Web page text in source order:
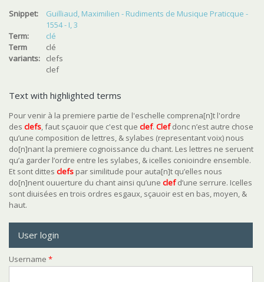
Snippet:
Guilliaud, Maximilien - Rudiments de Musique Praticque -
1554 - I, 3
Term:
clé
Term
variants:
clé
clefs
clef
Text with highlighted terms
Pour venir à la premiere partie de l'eschelle comprena[n]t l'ordre
des clefs, faut sçauoir que c'est que clef. Clefdonc n’est autre chose
qu’une composition de lettres, & sylabes (representant voix) nous
do[n]nant la premiere cognoissance du chant. Les lettres ne seruent
qu’a garder l’ordre entre les sylabes, & icelles conioindre ensemble.
Et sont dittes clefs par similitude pour auta[n]t qu’elles nous
do[n]nent ouuerture du chant ainsi qu’une clefd’une serrure. Icelles
sont diuisées en trois ordres esgaux, sçauoir est en bas, moyen, &
haut.
User login
Username *